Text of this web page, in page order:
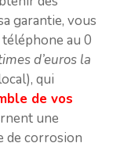
garantie, vous
au 0
d’euros la
qui
de vos
une
de corrosion